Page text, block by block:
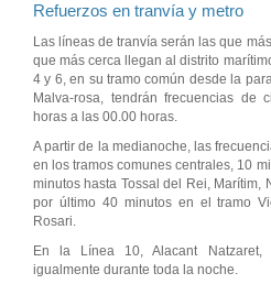
Refuerzos en tranvía y metro
Las líneas de tranvía serán las que
que más cerca llegan al distrito
4 y 6, en su tramo común desde la
Malva-rosa, tendrán frecuencias de
horas a las 00.00 horas.
A partir de la medianoche, las
en los tramos comunes centrales, 10
minutos hasta Tossal del Rei, Marítim,
por último 40 minutos en el tramo
Rosari.
En la Línea 10, Alacant Natzaret,
igualmente durante toda la noche.